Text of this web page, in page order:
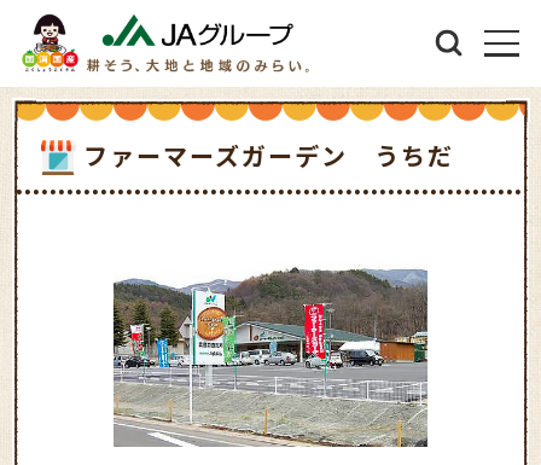
ファーマーズガーデン うちだ